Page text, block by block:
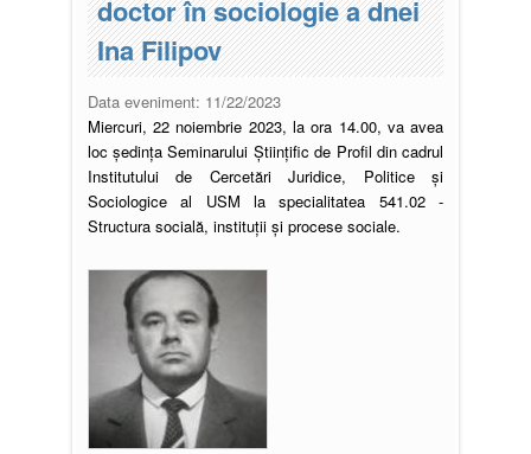
doctor în sociologie a dnei
Ina Filipov
Data eveniment: 11/22/2023
Miercuri, 22 noiembrie 2023, la ora 14.00, va avea
loc ședința Seminarului Științific de Profil din cadrul
Institutului de Cercetări Juridice, Politice și
Sociologice al USM la specialitatea 541.02 -
Structura socială, instituții și procese sociale.